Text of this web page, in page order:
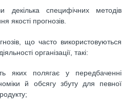
декілька специфічних методів
якості прогнозів.
що часто використовуються
організації, такі:
яких полягає у передбаченні
й обсягу збуту для певної